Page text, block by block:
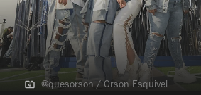
@quesorson / Orson Esquivel